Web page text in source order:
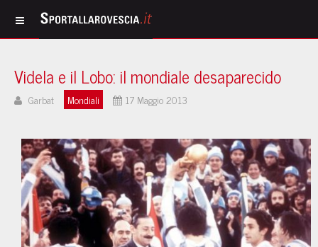
Videla e il Lobo: il mondiale desaparecido
Garbat Mondiali 17 Maggio 2013